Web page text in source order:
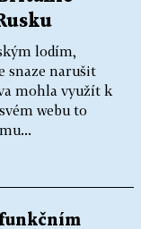
lodím,
snaze narušit
mohla využít k
webu to